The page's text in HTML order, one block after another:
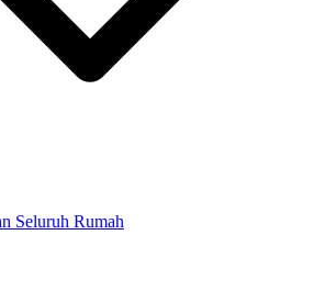
Seluruh Rumah